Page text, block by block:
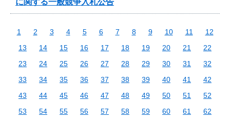
1 2 3 4 5 6 7 8 9 10 11
12
13
14 15 16 17 18 19 20 21
22
23
24 25 26 27 28 29 30 31
32
33
34 35 36 37 38 39 40 41
42
43
44 45 46 47 48 49 50 51
52
53
54 55 56 57 58 59 60 61
62